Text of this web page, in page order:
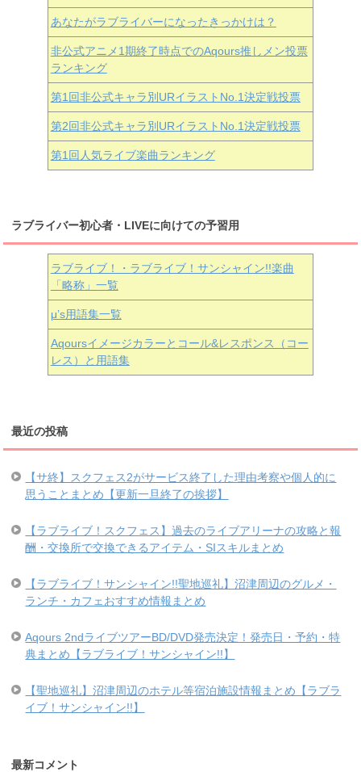
あなたがラブライバーになったきっかけは？
非公式アニメ1期終了時点でのAqours推しメン投票
ランキング
第1回非公式キャラ別URイラストNo.1決定戦投票
第2回非公式キャラ別URイラストNo.1決定戦投票
第1回人気ライブ楽曲ランキング
ラブライバー初心者・LIVEに向けての予習用
ラブライブ！・ラブライブ！サンシャイン!!楽曲
「略称」一覧
μ’s用語集一覧
Aqoursイメージカラーとコール&レスポンス（コー
レス）と用語集
最近の投稿
【サ終】スクフェス2がサービス終了した理由考察や個人的に
思うことまとめ【更新一旦終了の挨拶】
【ラブライブ！スクフェス】過去のライブアリーナの攻略と報
酬・交換所で交換できるアイテム・SIスキルまとめ
【ラブライブ！サンシャイン!!聖地巡礼】沼津周辺のグルメ・
ランチ・カフェおすすめ情報まとめ
Aqours 2ndライブツアーBD/DVD発売決定！発売日・予約・特
典まとめ【ラブライブ！サンシャイン!!】
【聖地巡礼】沼津周辺のホテル等宿泊施設情報まとめ【ラブラ
イブ！サンシャイン!!】
最新コメント